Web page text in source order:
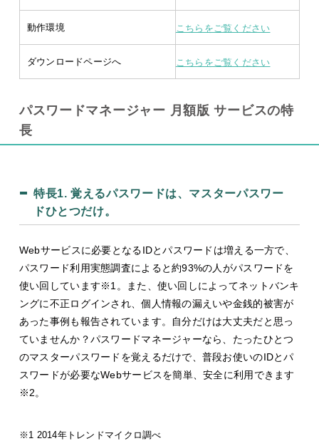
動作環境 こちらをご覧ください
ダウンロードページへ こちらをご覧ください
パスワードマネージャー 月額版 サービスの特
長
特長1. 覚えるパスワードは、マスターパスワー
ドひとつだけ。
Webサービスに必要となるIDとパスワードは増える一方で、
パスワード利用実態調査によると約93%の人がパスワードを
使い回しています※1 。また、使い回しによってネットバンキ
ングに不正ログインされ、個人情報の漏えいや金銭的被害が
あった事例も報告されています。自分だけは大丈夫だと思っ
ていませんか？パスワードマネージャーなら、たったひとつ
のマスターパスワードを覚えるだけで、普段お使いのIDとパ
スワードが必要なWebサービスを簡単、安全に利用できます
※2。
※1 2014年トレンドマイクロ調べ